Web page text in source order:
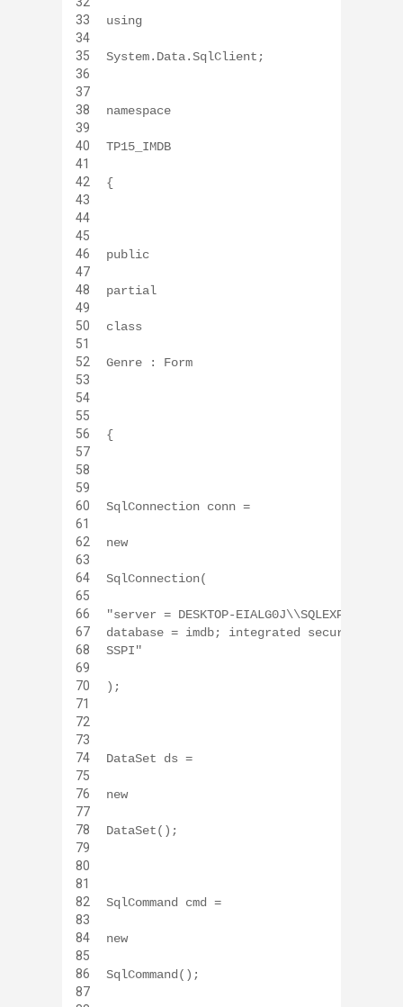
33
34
35
36
37
38
39
40
41
42
43
44
45
46
47
48
49
50
51
52
53
54
55
56
57
58
59
60
61
62
63
64
65
66
67
68
69
70
71
72
73
74
75
76
77
78
79
80
81
82
83
84
85
86
87
using
System.Data.SqlClient;
namespace
TP15_IMDB
{
public
partial
class
Genre : Form
{
SqlConnection conn =
new
SqlConnection(
"server = DESKTOP-EIALG0J\\SQLEXPRESS;
database = imdb; integrated security =
SSPI"
);
DataSet ds =
new
DataSet();
SqlCommand cmd =
new
SqlCommand();